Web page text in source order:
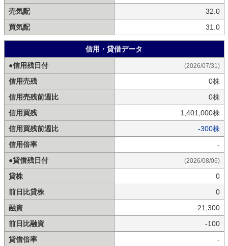
売気配
32.0
買気配
31.0
信用・貸借データ
●信用残日付
(2026/07/31)
信用売残
0株
信用売残前週比
0株
信用買残
1,401,000株
信用買残前週比
-300株
信用倍率
-
●貸借残日付
(2026/08/06)
貸株
0
前日比貸株
0
融資
21,300
前日比融資
-100
貸借倍率
-